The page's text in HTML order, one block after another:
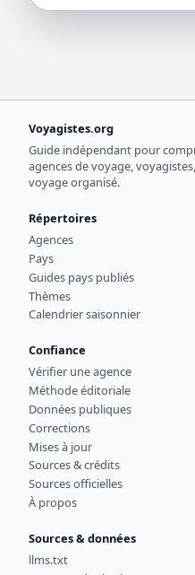
Voyagistes.org
Guide indépendant pour
agences de voyage,
voyage organisé.
Répertoires
Agences
Pays
Guides pays publiés
Thèmes
Calendrier saisonnier
Confiance
Vérifier une agence
Méthode éditoriale
Données publiques
Corrections
Mises à jour
Sources & crédits
Sources officielles
À propos
Sources & données
llms.txt